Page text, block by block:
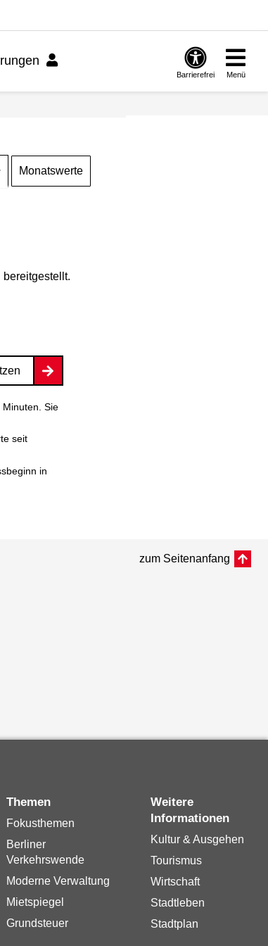
Barrierefrei Menü
Monatswerte
bereitgestellt.
Sie
seit
in
zum Seitenanfang
Themen
Fokusthemen
Berliner
Verkehrswende
Moderne Verwaltung
Mietspiegel
Grundsteuer
Weitere
Informationen
Kultur & Ausgehen
Tourismus
Wirtschaft
Stadtleben
Stadtplan